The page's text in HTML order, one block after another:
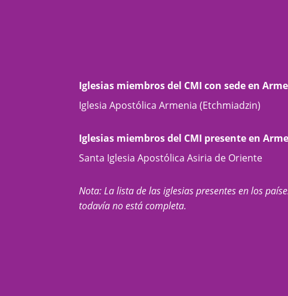
Iglesias miembros del CMI con sede en
Iglesia Apostólica Armenia (Etchmiadzin)
Iglesias miembros del CMI presente en
Santa Iglesia Apostólica Asiria de Oriente
Nota: La lista de las iglesias presentes en los
todavía no está completa.